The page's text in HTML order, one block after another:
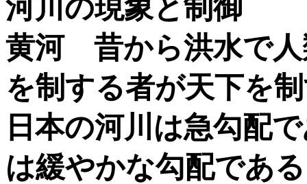
河川の現象と制御
黄河 昔から洪水で
を制する者が天下を
日本の河川は急勾配
は緩やかな勾配であ